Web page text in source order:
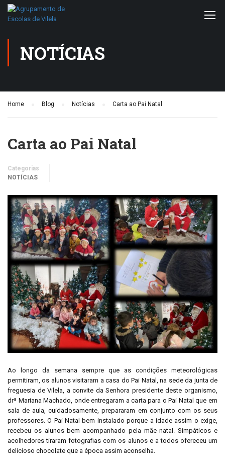
NOTÍCIAS
Home Blog Notícias Carta ao Pai Natal
Carta ao Pai Natal
Categorias
NOTÍCIAS
Ao longo da semana sempre que as condições meteorológicas
permitiram, os alunos visitaram a casa do Pai Natal, na sede da junta de
freguesia de Vilela, a convite da Senhora presidente deste organismo,
drª Mariana Machado, onde entregaram a carta para o Pai Natal que em
sala de aula, cuidadosamente, prepararam em conjunto com os seus
professores. O Pai Natal bem instalado porque a idade assim o exige,
recebeu os alunos bem acompanhado pela mãe natal. Simpáticos e
acolhedores tiraram fotografias com os alunos e a todos ofereceu um
delicioso chocolate que a época assim aconselha.